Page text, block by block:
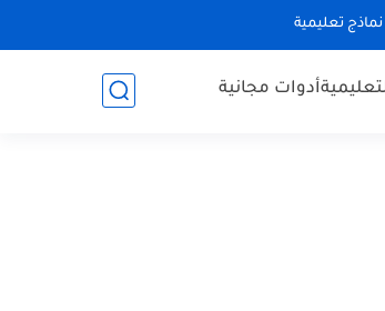
نماذج تعليمية
أدوات مجانية